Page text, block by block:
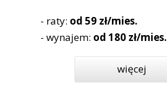
więcej
- raty: od 59 zł/mies.
- wynajem: od 180 zł/mies.